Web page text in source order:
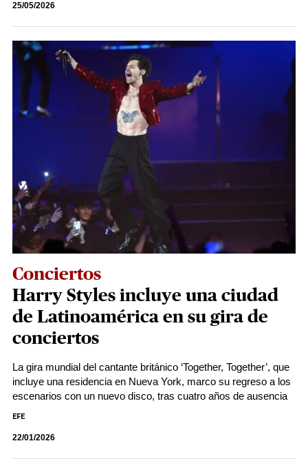
25/05/2026
Conciertos
Harry Styles incluye una ciudad
de Latinoamérica en su gira de
conciertos
La gira mundial del cantante británico ‘Together, Together’, que
incluye una residencia en Nueva York, marco su regreso a los
escenarios con un nuevo disco, tras cuatro años de ausencia
EFE
22/01/2026